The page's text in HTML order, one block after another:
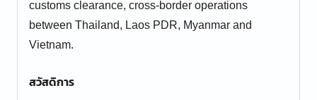
customs clearance, cross-border operations
between Thailand, Laos PDR, Myanmar and
Vietnam.
สวัสดิการ